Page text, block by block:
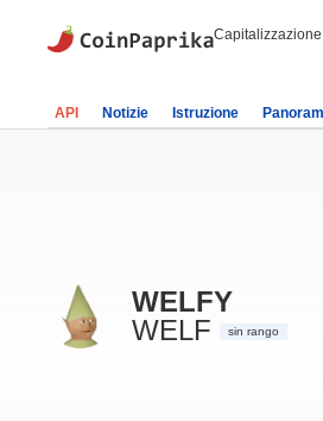
API Notizie Istruzione
WELFY
WELF
sin rango